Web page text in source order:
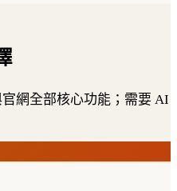
網全部核心功能；需要 AI